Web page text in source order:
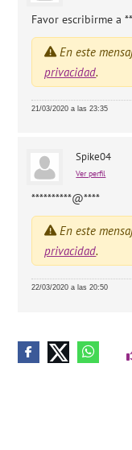
Favor escribirme a
En este
privacidad.
21/03/2020 a las 23:35
Spike04
Ver perfil
**********@****
En este
privacidad.
22/03/2020 a las 20:50